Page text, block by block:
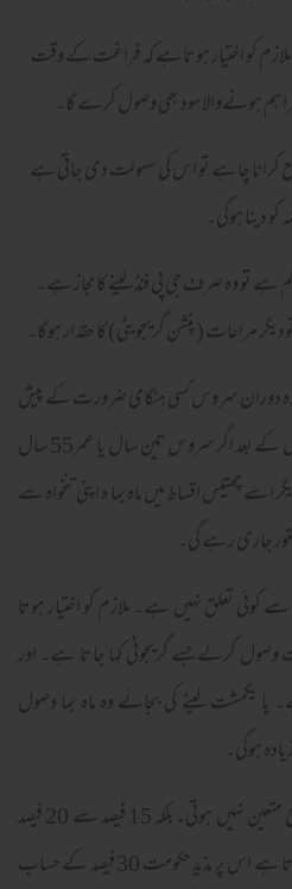
14 کے مطابق ملازم کو اختیار ہوتا ہے کہ فراغت کے وقت
ہونےوالا سود بھی وصول کرے گا۔
جمع کرانا چاہے تو اس کی سہولت دی جاتی ہے
دینا ہوگی۔
تو وہ صرف جی پی فنڈ لینے کا مجاز ہے۔
مراعات (پنشن گریجویٹی) کا حقدار ہوگا۔
وہ دوران سروس کسی ہنگامی ضرورت کے پیش
نظر 80٪ جی پی فنڈ لے سکتا ہے۔ اس کے بعد اگر سروس تین سال یا عمر55 سال
چھتیس اقساط میں ماہ بما ہ اپنی تنخواہ سے
جاری رہے گی۔
سے کوئی تعلق نہیں ہے۔ ملازم کو اختیار ہوتا
کا 40٪ یکمشت وصول کرلےجسے گریجوٹی کہا جاتا ہے۔ اور
یا یکمشت لینے کی بجائے وہ ماہ بما وصول
ہوگی۔
٭ اس کٹوتی پر ملنے والے سود کی شرح متعین نہیں ہوتی۔بلکہ 15 فیصد سے 20 فیصد
کے درمیان رہتی ہے البتہ جتنا سود ہوتا ہے اس پر مذید حکومت 30 فیصد کے حساب